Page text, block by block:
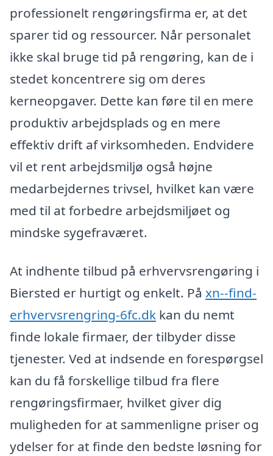
professionelt rengøringsfirma er, at det
sparer tid og ressourcer. Når personalet
ikke skal bruge tid på rengøring, kan de i
stedet koncentrere sig om deres
kerneopgaver. Dette kan føre til en mere
produktiv arbejdsplads og en mere
effektiv drift af virksomheden. Endvidere
vil et rent arbejdsmiljø også højne
medarbejdernes trivsel, hvilket kan være
med til at forbedre arbejdsmiljøet og
mindske sygefraværet.
At indhente tilbud på erhvervsrengøring i
Biersted er hurtigt og enkelt. På xn--find-
erhvervsrengring-6fc.dk kan du nemt
finde lokale firmaer, der tilbyder disse
tjenester. Ved at indsende en forespørgsel
kan du få forskellige tilbud fra flere
rengøringsfirmaer, hvilket giver dig
muligheden for at sammenligne priser og
ydelser for at finde den bedste løsning for